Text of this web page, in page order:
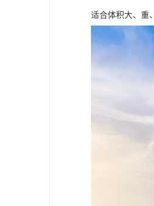
适合体积大、重